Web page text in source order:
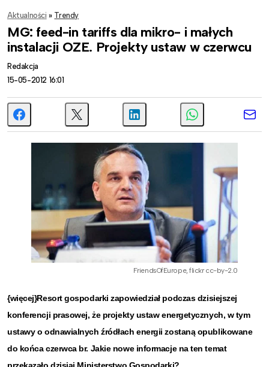
Aktualności » Trendy
MG: feed-in tariffs dla mikro- i małych
instalacji OZE. Projekty ustaw w czerwcu
Redakcja
15-05-2012 16:01
FriendsOfEurope, flickr cc-by-2.0
{więcej}Resort gospodarki zapowiedział podczas dzisiejszej
konferencji prasowej, że projekty ustaw energetycznych, w tym
ustawy o odnawialnych źródłach energii zostaną opublikowane
do końca czerwca br. Jakie nowe informacje na ten temat